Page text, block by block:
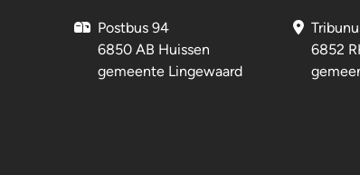
Postbus 94
6850 AB Huissen
gemeente Lingewaard
6852